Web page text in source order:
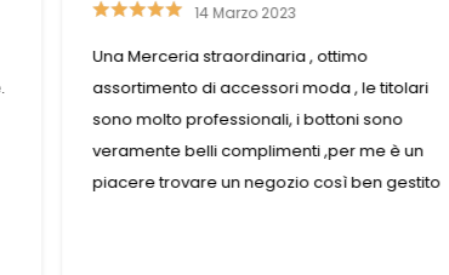
14 Marzo 2023
Una Merceria straordinaria , ottimo
assortimento di accessori moda , le titolari
sono molto professionali, i bottoni sono
veramente belli complimenti ,per me è un
piacere trovare un negozio così ben gestito